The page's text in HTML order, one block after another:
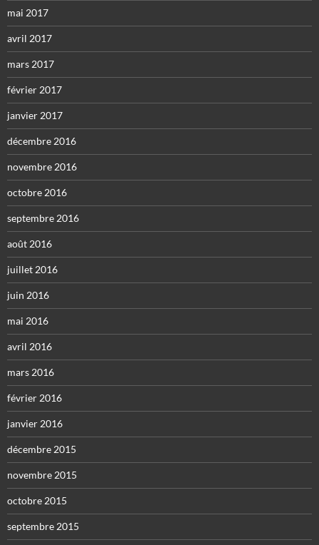
mai 2017
avril 2017
mars 2017
février 2017
janvier 2017
décembre 2016
novembre 2016
octobre 2016
septembre 2016
août 2016
juillet 2016
juin 2016
mai 2016
avril 2016
mars 2016
février 2016
janvier 2016
décembre 2015
novembre 2015
octobre 2015
septembre 2015